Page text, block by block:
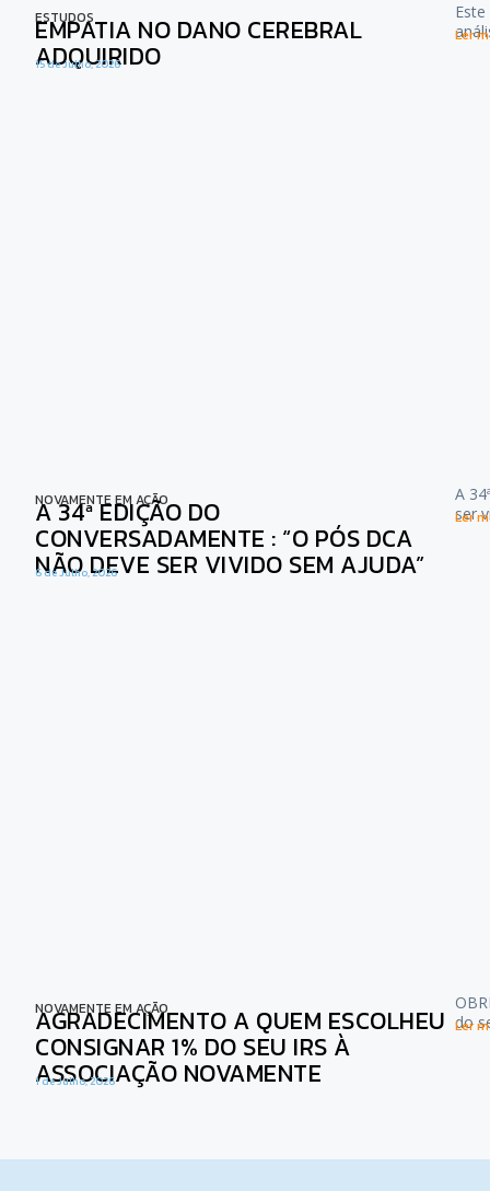
ESTUDOS
EMPATIA NO DANO CEREBRAL
ADQUIRIDO
15 de Julho, 2026
Ler
NOVAMENTE EM AÇÃO
A 34ª EDIÇÃO DO
CONVERSADAMENTE : “O PÓS DCA
NÃO DEVE SER VIVIDO SEM AJUDA”
6 de Julho, 2026
A
ser
Ler
NOVAMENTE EM AÇÃO
AGRADECIMENTO A QUEM ESCOLHEU
CONSIGNAR 1% DO SEU IRS À
ASSOCIAÇÃO NOVAMENTE
1 de Julho, 2026
do
Ler